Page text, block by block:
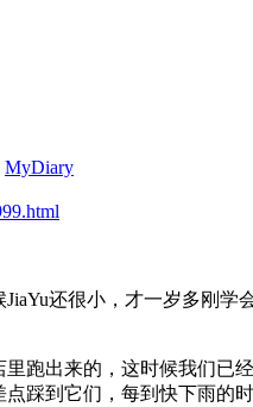
MyDiary
还很小，才一岁多刚
跑出来的，这时候我们已
踩到它们，每到快下雨